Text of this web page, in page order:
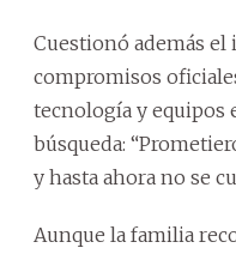
Cuestionó además
compromisos
tecnología y equipos
búsqueda:
y hasta ahora no se
Aunque la familia